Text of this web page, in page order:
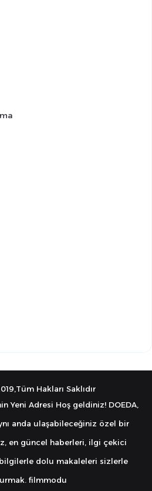
Hakları Saklıdır
Yeni Adresi Hoş geldiniz! DOEDA,
anda ulaşabileceğiniz özel bir
en güncel haberleri, ilgi çekici
dolu makaleleri sizlerle
filmmodu